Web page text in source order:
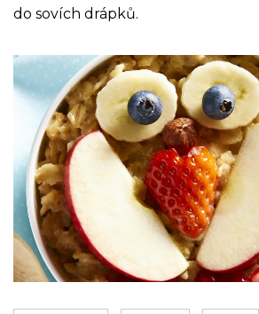
do sovích drápků.